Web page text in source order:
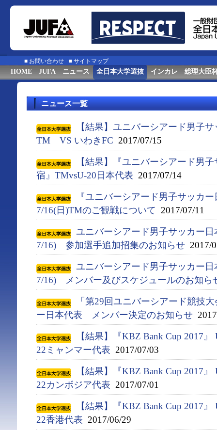
■ お問い合わせ ■ サイトマップ
HOME JUFA ニュース 全日本大学選抜 インカレ 総理大臣
ニュース一覧
【結果】ユニバーシアード男子
TM VS いわきFC 2017/07/15
【結果】『ユニバーシアード男
宿』TMvsU-20日本代表 2017/07/14
『ユニバーシアード男子サッカ
7/16(日)TMのご観戦について 2017/07/11
ユニバーシアード男子サッカー
7/16) 参加選手追加招集のお知らせ 2017/
ユニバーシアード男子サッカー
7/16) メンバー及びスケジュールのお知ら
「第29回ユニバーシアード競技
ー日本代表 メンバー決定のお知らせ
【結果】『KBZ Bank Cup 2017
22ミャンマー代表 2017/07/03
【結果】『KBZ Bank Cup 2017
22カンボジア代表 2017/07/01
【結果】『KBZ Bank Cup 2017
22香港代表 2017/06/29